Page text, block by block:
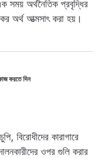
সময় অর্থনৈতিক প্রবৃদ্ধির
অর্থ আত্মসাৎ করা হয়।
করতে দিন
বিরোধীদের কারাগারে
ওপর গুলি করার